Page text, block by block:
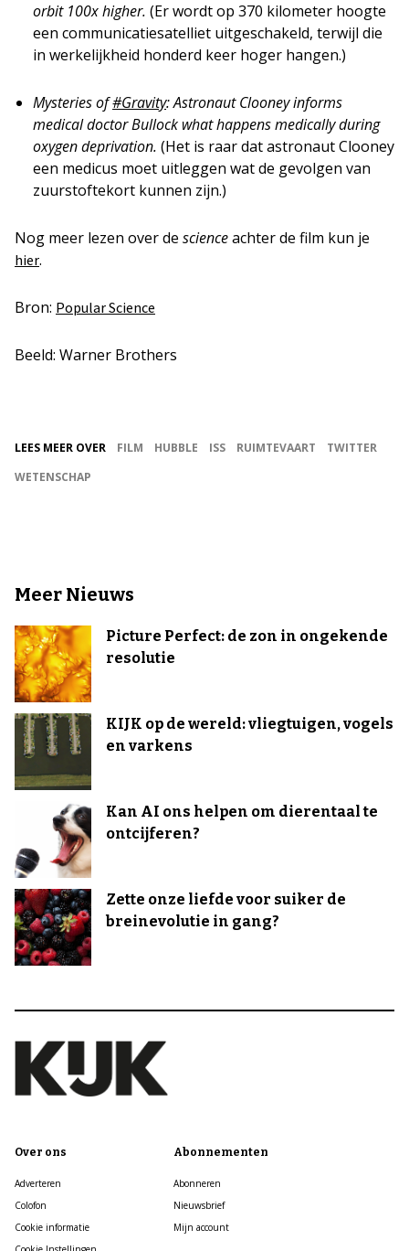
orbit 100x higher. (Er wordt op 370 kilometer hoogte
een communicatiesatelliet uitgeschakeld, terwijl die
in werkelijkheid honderd keer hoger hangen.)
Mysteries of#Gravity: Astronaut Clooney informs
medical doctor Bullock what happens medically during
oxygen deprivation. (Het is raar dat astronaut Clooney
een medicus moet uitleggen wat de gevolgen van
zuurstoftekort kunnen zijn.)
Nog meer lezen over de scienceachter de film kun je
hier.
Bron: Popular Science
Beeld: Warner Brothers
LEES MEER OVER FILM HUBBLE ISS RUIMTEVAART
TWITTER
WETENSCHAP
Meer Nieuws
Picture Perfect: de zon in ongekende
resolutie
KIJK op de wereld: vliegtuigen, vogels
en varkens
Kan AI ons helpen om dierentaal te
ontcijferen?
Zette onze liefde voor suiker de
breinevolutie in gang?
Over ons
Adverteren
Colofon
Cookie informatie
Abonnementen
Abonneren
Nieuwsbrief
Mijn account